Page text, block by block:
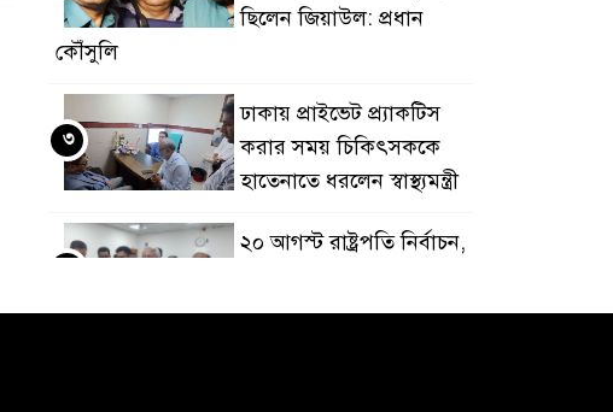
ছিলেন জিয়াউল: প্রধান
কৌঁসুলি
ঢাকায় প্রাইভেট প্র্যাকটিস
করার সময় চিকিৎসককে
হাতেনাতে ধরলেন স্বাস্থ্যমন্ত্রী
৩
২০ আগস্ট রাষ্ট্রপতি নির্বাচন,